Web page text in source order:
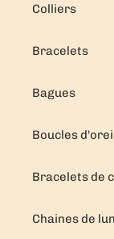
Colliers
Bracelets
Bagues
Boucles
Bracelets de
Chaines de